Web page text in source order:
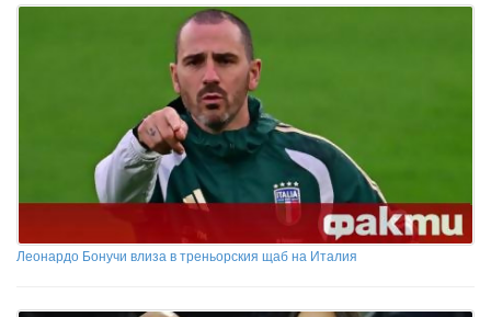
Леонардо Бонучи влиза в треньорския щаб на Италия